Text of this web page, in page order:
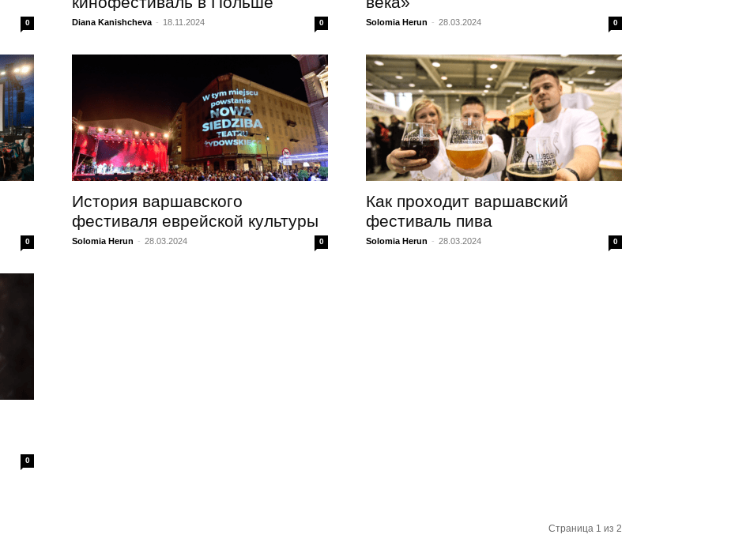
0 Diana Kanishcheva - 18.11.2024 0 Solomia Herun - 28.03.2024 0
0
История варшавского
фестиваля еврейской культуры
Solomia Herun - 28.03.2024 0
Как проходит варшавский
фестиваль пива
Solomia Herun - 28.03.2024 0
0
Страница 1 из 2